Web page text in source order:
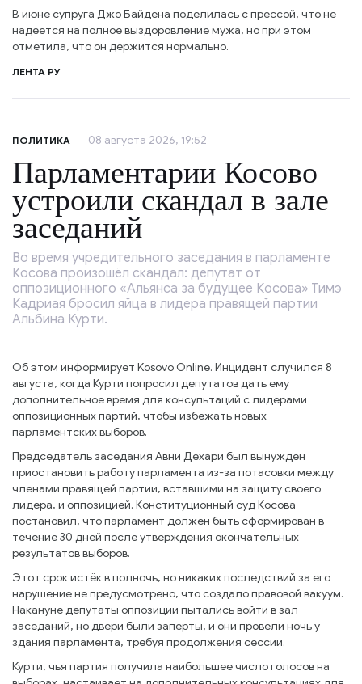
В июне супруга Джо Байдена поделилась с прессой, что не
надеется на полное выздоровление мужа, но при этом
отметила, что он держится нормально.
ЛЕНТА РУ
ПОЛИТИКА 08 августа 2026, 19:52
Парламентарии Косово
устроили скандал в зале
заседаний
Во время учредительного заседания в парламенте
Косова произошёл скандал: депутат от
оппозиционного «Альянса за будущее Косова» Тимэ
Кадриая бросил яйца в лидера правящей партии
Альбина Курти.
Об этом информирует Kosovo Online. Инцидент случился 8
августа, когда Курти попросил депутатов дать ему
дополнительное время для консультаций с лидерами
оппозиционных партий, чтобы избежать новых
парламентских выборов.
Председатель заседания Авни Дехари был вынужден
приостановить работу парламента из-за потасовки между
членами правящей партии, вставшими на защиту своего
лидера, и оппозицией. Конституционный суд Косова
постановил, что парламент должен быть сформирован в
течение 30 дней после утверждения окончательных
результатов выборов.
Этот срок истёк в полночь, но никаких последствий за его
нарушение не предусмотрено, что создало правовой вакуум.
Накануне депутаты оппозиции пытались войти в зал
заседаний, но двери были заперты, и они провели ночь у
здания парламента, требуя продолжения сессии.
Курти, чья партия получила наибольшее число голосов на